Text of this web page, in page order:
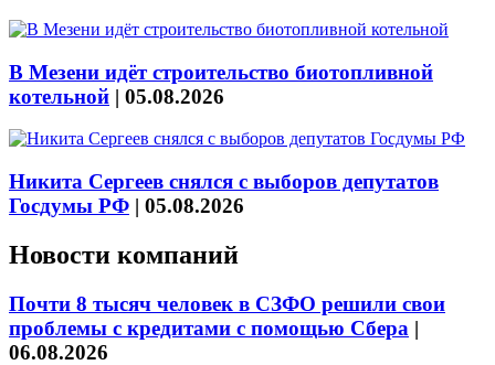
В Мезени идёт строительство биотопливной
котельной | 05.08.2026
Никита Сергеев снялся с выборов депутатов
Госдумы РФ | 05.08.2026
Новости компаний
Почти 8 тысяч человек в СЗФО решили свои
проблемы с кредитами с помощью Сбера |
06.08.2026